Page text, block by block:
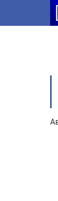
content